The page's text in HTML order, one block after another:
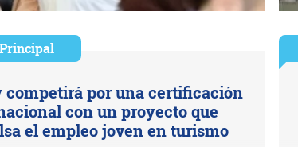
competirá por una certificación
con un proyecto que
el empleo joven en turismo